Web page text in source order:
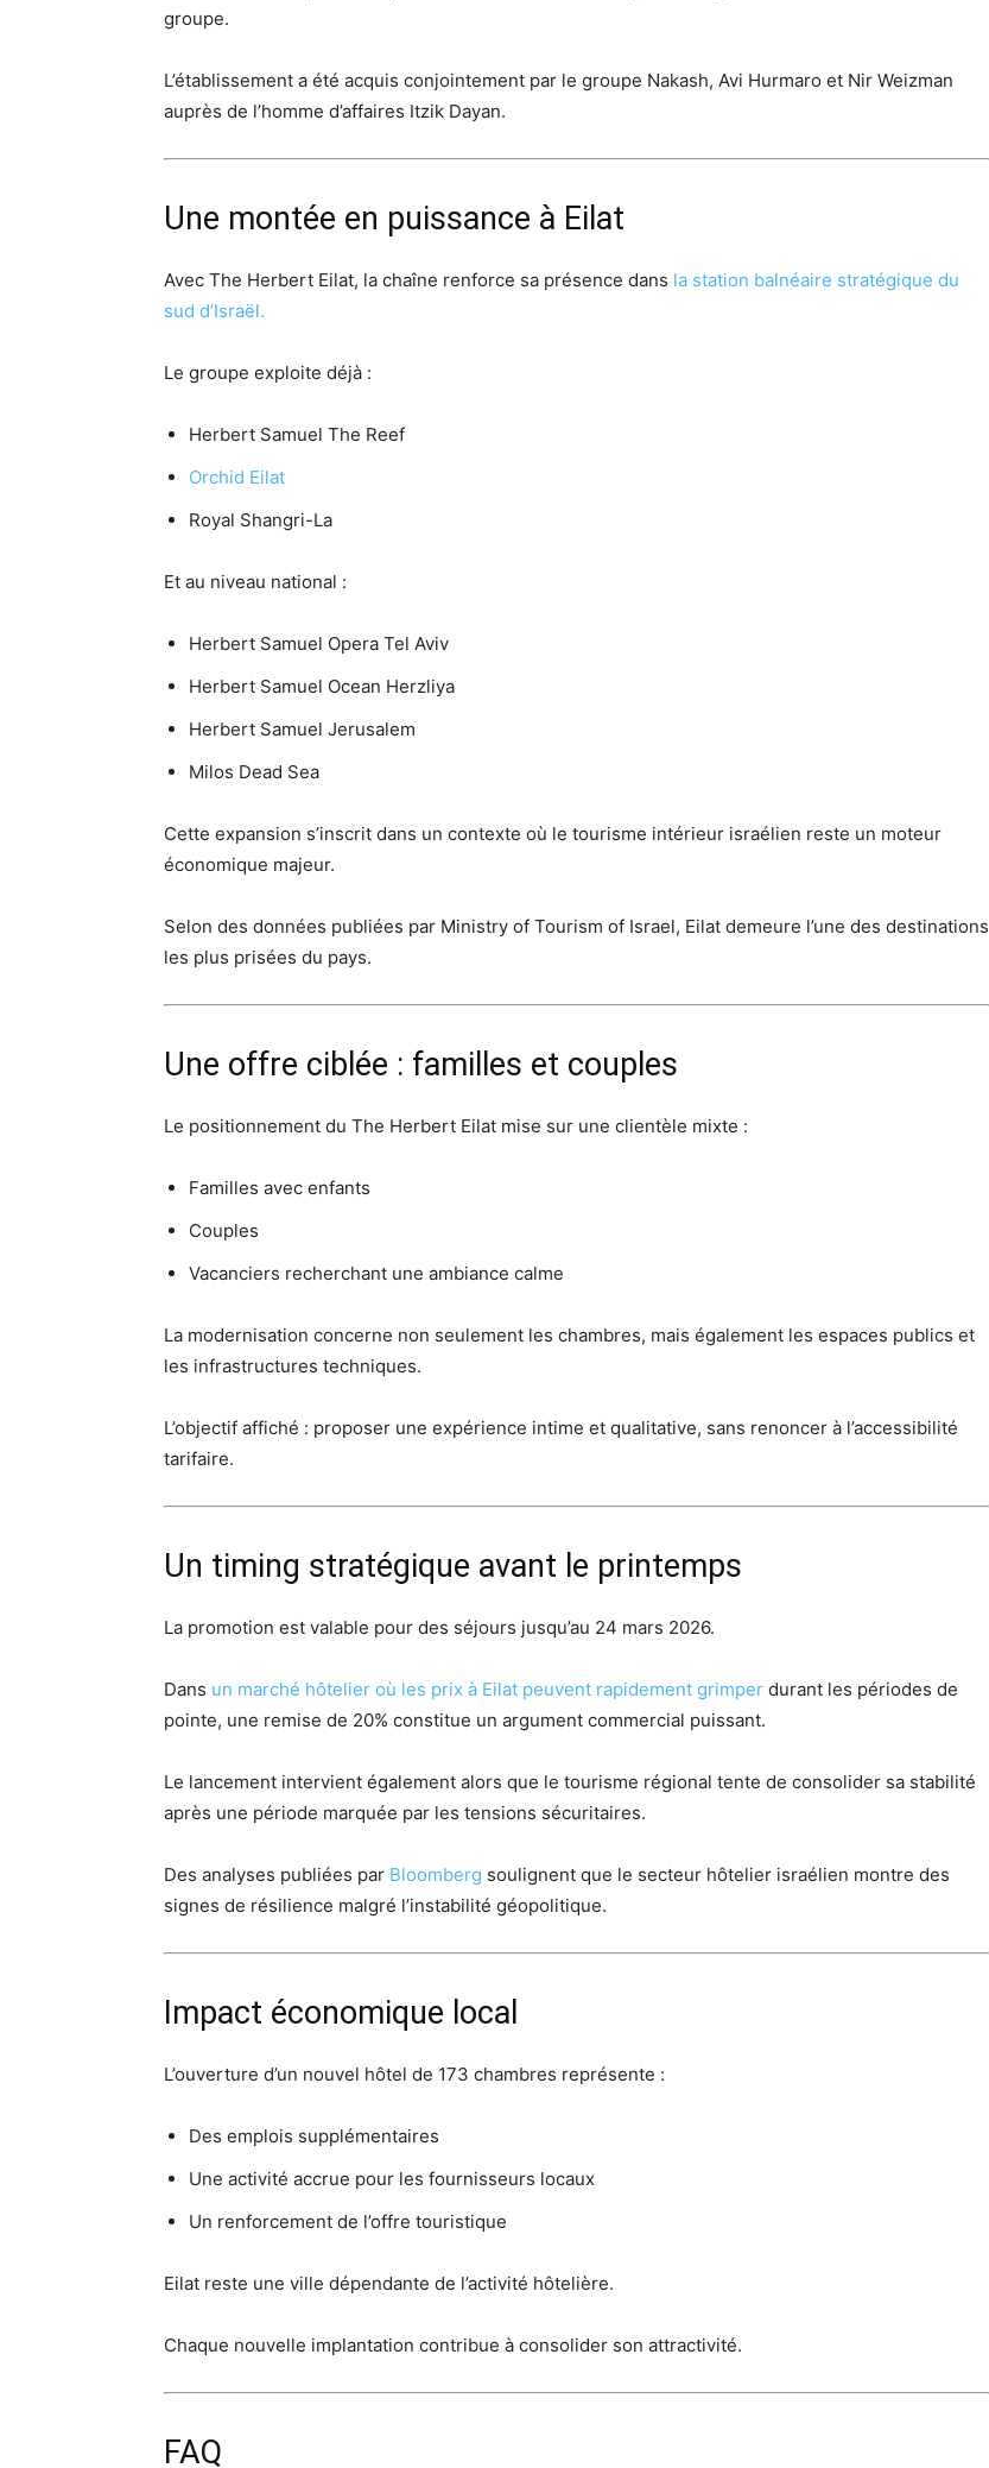
groupe.
L’établissement a été acquis conjointement par le groupe Nakash, Avi Hurmaro et Nir Weizman
auprès de l’homme d’affaires Itzik Dayan.
Une montée en puissance à Eilat
Avec The Herbert Eilat, la chaîne renforce sa présence dans la station balnéaire stratégique du
sud d’Israël.
Le groupe exploite déjà :
Herbert Samuel The Reef
Orchid Eilat
Royal Shangri-La
Et au niveau national :
Herbert Samuel Opera Tel Aviv
Herbert Samuel Ocean Herzliya
Herbert Samuel Jerusalem
Milos Dead Sea
Cette expansion s’inscrit dans un contexte où le tourisme intérieur israélien reste un moteur
économique majeur.
Selon des données publiées par Ministry of Tourism of Israel, Eilat demeure l’une des destinations
les plus prisées du pays.
Une offre ciblée : familles et couples
Le positionnement du The Herbert Eilat mise sur une clientèle mixte :
Familles avec enfants
Couples
Vacanciers recherchant une ambiance calme
La modernisation concerne non seulement les chambres, mais également les espaces publics et
les infrastructures techniques.
L’objectif affiché : proposer une expérience intime et qualitative, sans renoncer à l’accessibilité
tarifaire.
Un timing stratégique avant le printemps
La promotion est valable pour des séjours jusqu’au 24 mars 2026.
Dans un marché hôtelier où les prix à Eilat peuvent rapidement grimper durant les périodes de
pointe, une remise de 20% constitue un argument commercial puissant.
Le lancement intervient également alors que le tourisme régional tente de consolider sa stabilité
après une période marquée par les tensions sécuritaires.
Des analyses publiées par Bloomberg soulignent que le secteur hôtelier israélien montre des
signes de résilience malgré l’instabilité géopolitique.
Impact économique local
L’ouverture d’un nouvel hôtel de 173 chambres représente :
Des emplois supplémentaires
Une activité accrue pour les fournisseurs locaux
Un renforcement de l’offre touristique
Eilat reste une ville dépendante de l’activité hôtelière.
Chaque nouvelle implantation contribue à consolider son attractivité.
FAQ